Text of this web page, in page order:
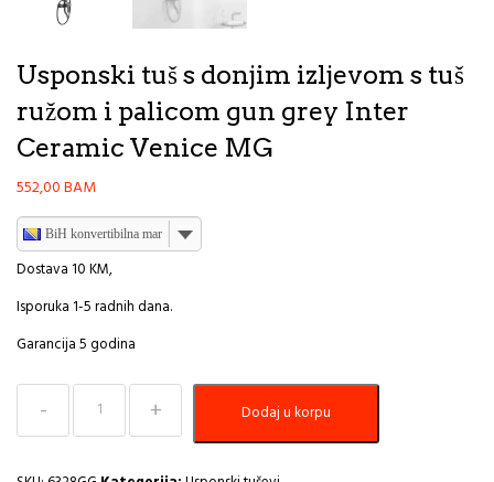
Usponski tuš s donjim izljevom s tuš
ružom i palicom gun grey Inter
Ceramic Venice MG
552,00BAM
BiH konvertibilna marka
Dostava 10 KM,
Isporuka 1-5 radnih dana.
Garancija 5 godina
Usponski
s
izljevom
Dodaj u korpu